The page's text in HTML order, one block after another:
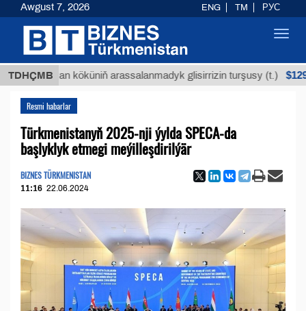
TDHÇMB
Buýan köküniň arassalanmadyk glisirrizin turşusy (t.) $12935,18
Resmi habarlar
Türkmenistanyň 2025-nji ýylda SPECA-da
başlyklyk etmegi meýilleşdirilýär
BIZNES TÜRKMENISTAN
11:16 22.06.2024
Awgust 7, 2026 ENG TM РУС